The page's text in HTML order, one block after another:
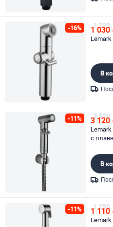
-16% 1 220
1 030
В
-11% 3 520
3 120
с
В
-11% 1 250
1 110
Lemark